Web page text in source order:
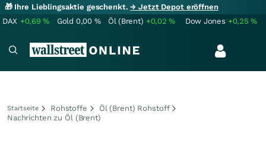
🎁 Ihre Lieblingsaktie geschenkt.→ Jetzt Depot eröffnen
DAX +0,69% Gold 0,00 % Öl (Brent) +0,02% Dow Jones +0,25%
Startseite Rohstoffe
Öl (Brent) Rohstoff
Nachrichten zu Öl (Brent)